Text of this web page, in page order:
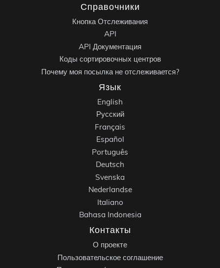
Справочники
Кнопка Отслеживания
API
API Документация
Коды сортировочных центров
Почему моя посылка не отслеживается?
Язык
English
Русский
Français
Español
Português
Deutsch
Svenska
Nederlandse
Italiano
Bahasa Indonesia
Контакты
О проекте
Пользовательское соглашение